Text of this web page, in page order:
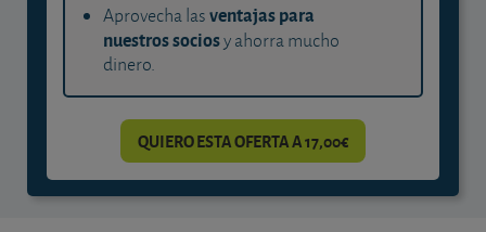
Aprovecha lasventajas para
nuestros sociosy ahorra mucho
dinero.
QUIERO ESTA OFERTA A 17,00€